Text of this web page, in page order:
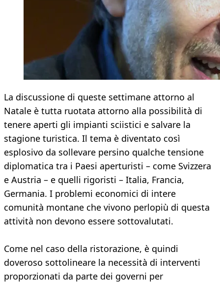
La discussione di queste settimane attorno al
Natale è tutta ruotata attorno alla possibilità di
tenere aperti gli impianti sciistici e salvare la
stagione turistica. Il tema è diventato così
esplosivo da sollevare persino qualche tensione
diplomatica tra i Paesi aperturisti – come Svizzera
e Austria – e quelli rigoristi – Italia, Francia,
Germania. I problemi economici di intere
comunità montane che vivono perlopiù di questa
attività non devono essere sottovalutati.
Come nel caso della ristorazione, è quindi
doveroso sottolineare la necessità di interventi
proporzionati da parte dei governi per